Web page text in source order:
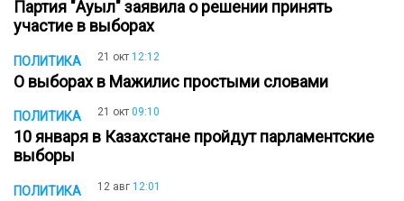
Партия "Ауыл" заявила о решении принять
участие в выборах
ПОЛИТИКА 21 окт 12:12
О выборах в Мажилис простыми словами
ПОЛИТИКА 21 окт 09:10
10 января в Казахстане пройдут парламентские
выборы
ПОЛИТИКА 12 авг 12:01